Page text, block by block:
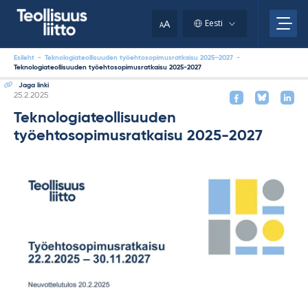
AA Eesti
Esileht - Teknologiateollisuuden työehtosopimusratkaisu 2025–2027 -
Teknologiateollisuuden työehtosopimusratkaisu 2025-2027
Jaga linki
Kirjoitettu
25.2.2025
Teknologiateollisuuden
työehtosopimusratkaisu 2025-2027